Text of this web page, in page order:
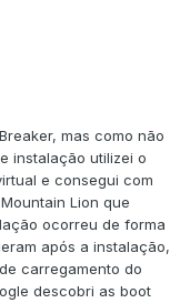
mas como não
instalação utilizei o
e consegui com
Lion que
ocorreu de forma
após a instalação,
carregamento do
descobri as boot